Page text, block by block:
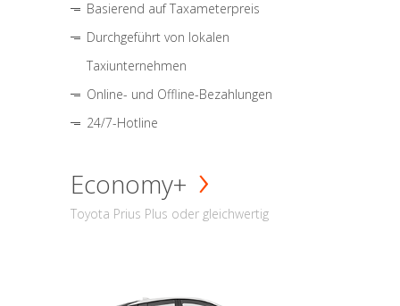
Basierend auf Taxameterpreis
Durchgeführt von lokalen
Taxiunternehmen
Online- und Offline-Bezahlungen
24/7-Hotline
Economy+
Toyota Prius Plus oder gleichwertig